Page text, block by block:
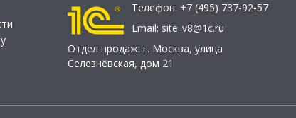
Телефон: +7 (495) 737-92-57
Email: site_v8@1c.ru
Отдел продаж: г. Москва, улица
Селезнёвская, дом 21